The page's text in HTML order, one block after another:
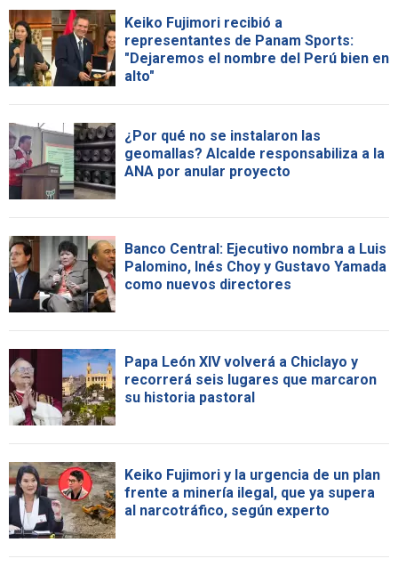
Keiko Fujimori recibió a
representantes de Panam Sports:
"Dejaremos el nombre del Perú bien en
alto"
¿Por qué no se instalaron las
geomallas? Alcalde responsabiliza a la
ANA por anular proyecto
Banco Central: Ejecutivo nombra a Luis
Palomino, Inés Choy y Gustavo Yamada
como nuevos directores
Papa León XIV volverá a Chiclayo y
recorrerá seis lugares que marcaron
su historia pastoral
Keiko Fujimori y la urgencia de un plan
frente a minería ilegal, que ya supera
al narcotráfico, según experto